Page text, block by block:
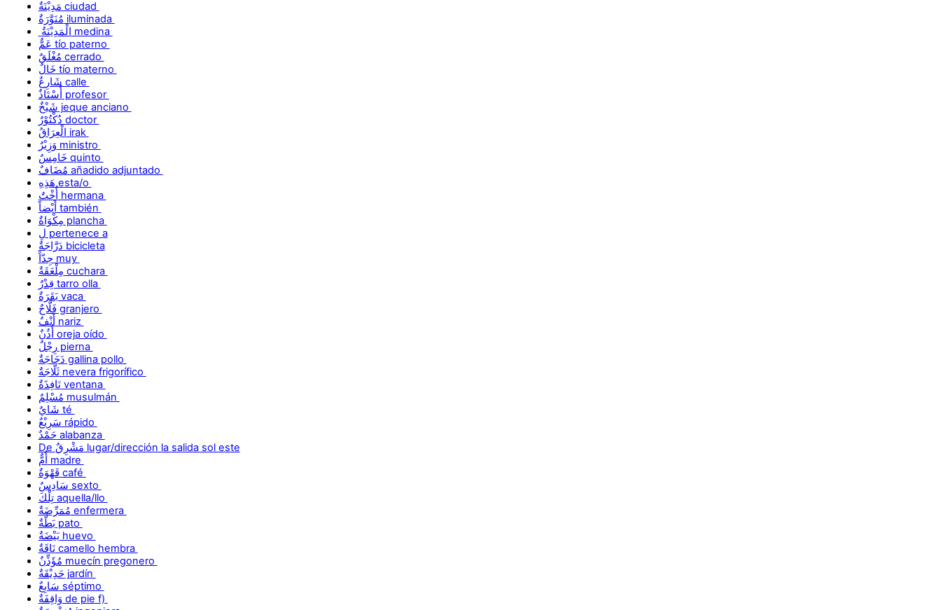
مَدِيْنَةٌ ciudad
مُنَوَّرَةٌ iluminada
الْمَدِيْنَةُ medina
عَمٌّ tío paterno
مُغْلَقٌ cerrado
خَالٌ tío materno
شَارِعٌ calle
أُسْتَاذٌ profesor
شَيْخٌ jeque anciano
دُكْتُوْرٌ doctor
الْعِرَاقُ irak
وَزِيْرٌ ministro
خَامِسٌ quinto
مُضَافٌ añadido adjuntado
هَذِهِ esta/o
أُخْتٌ hermana
أَيْضاً también
مِكْوَاةٌ plancha
لِ pertenece a
دَرَّاجَةٌ bicicleta
جِدّاً muy
مِلْعَقَةٌ cuchara
قِدْرٌ tarro olla
بَقَرَةٌ vaca
فَلَّاحٌ granjero
أَنْفٌ nariz
أُذُنٌ oreja oído
رِجْلٌ pierna
دَجَاجَةٌ gallina pollo
ثَلَّاجَةٌ nevera frigorífico
نَافِذَةٌ ventana
مُسْلِمٌ musulmán
شَايٌ té
سَرِيْعٌ rápido
حَمْدٌ alabanza
De مَشْرِقٌ lugar/dirección la salida sol este
أُمٌّ madre
قَهْوَةٌ café
سَادِسٌ sexto
تِلْكَ aquella/llo
مُمَرِّضَةٌ enfermera
بَطَّةٌ pato
بَيْضَةٌ huevo
نَاقَةٌ camello hembra
مُؤَذِّنٌ muecín pregonero
حَدِيْقَةٌ jardín
سَابِعٌ séptimo
وَاقِفَةٌ de pie f)